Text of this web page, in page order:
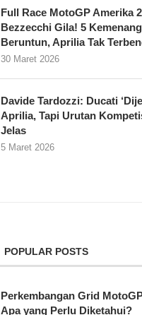
Full Race MotoGP Amerika
Bezzecchi Gila! 5
Beruntun, Aprilia Tak
30 Maret 2026
Davide Tardozzi: Ducati
Aprilia, Tapi Urutan
Jelas
5 Maret 2026
POPULAR POSTS
Perkembangan Grid
Apa yang Perlu Diketahui?